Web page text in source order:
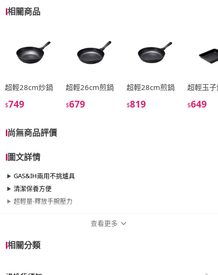
相關商品
超輕28cm炒鍋
$749
超輕26cm煎鍋
$679
超輕28cm煎鍋
$819
超輕玉
$649
尚無商品評價
圖文詳情
GAS&IH兩用不挑爐具
清潔保養方便
超輕量-釋放手腕壓力
品牌名稱
查看更多
相關分類